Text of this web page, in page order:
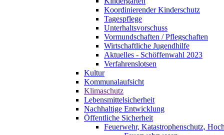
Koordinierender Kinderschutz
Tagespflege
Unterhaltsvorschuss
Vormundschaften / Pflegschaften
Wirtschaftliche Jugendhilfe
Aktuelles - Schöffenwahl 2023
Verfahrenslotsen
Kultur
Kommunalaufsicht
Klimaschutz
Lebensmittelsicherheit
Nachhaltige Entwicklung
Öffentliche Sicherheit
Feuerwehr, Katastrophenschutz,